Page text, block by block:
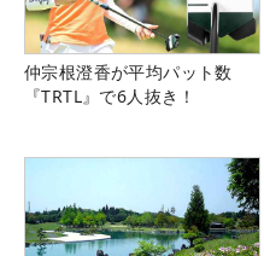
仲宗根澄香が平均パット数
『TRTL』で6人抜き！